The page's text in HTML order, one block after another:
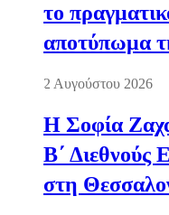
το
αποτύπωμα
2 Αυγούστου 2026
Η Σοφία
Β΄ Διεθνούς
στη